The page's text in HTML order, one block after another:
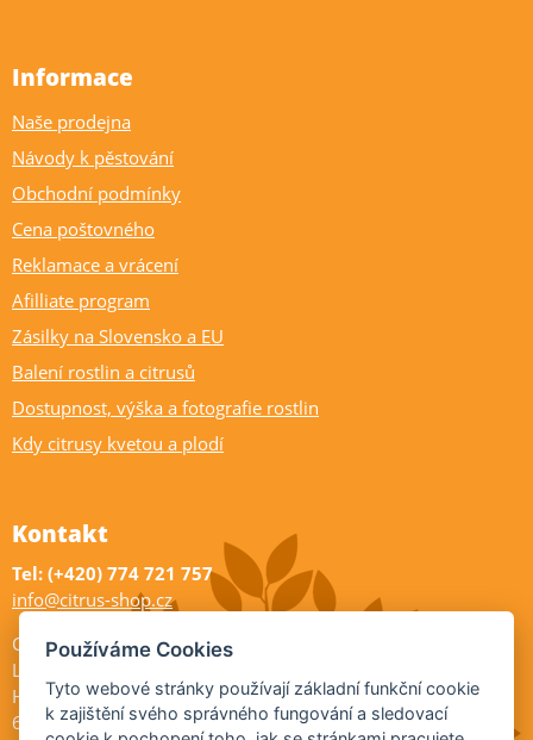
Informace
Naše prodejna
Návody k pěstování
Obchodní podmínky
Cena poštovného
Reklamace a vrácení
Afilliate program
Zásilky na Slovensko a EU
Balení rostlin a citrusů
Dostupnost, výška a fotografie rostlin
Kdy citrusy kvetou a plodí
Kontakt
Tel: (+420) 774 721 757
info@citrus-shop.cz
Citrus shop zahradnictví
Legionářů 2
Hodonín
695 01
Používáme Cookies
Tyto webové stránky používají základní funkční cookie
k zajištění svého správného fungování a sledovací